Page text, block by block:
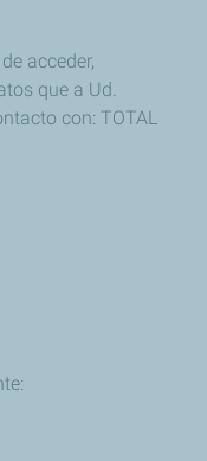
acceder,
que a Ud.
con: TOTAL